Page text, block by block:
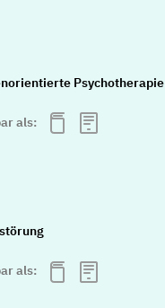
Psychotherapie
als:
als: